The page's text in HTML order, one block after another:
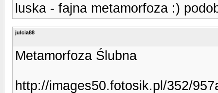
luska - fajna metamorfoza :)
julcia88
Metamorfoza Ślubna
http://images50.fotosik.pl/352/